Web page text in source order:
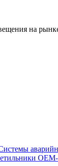
на
ОЕМ-